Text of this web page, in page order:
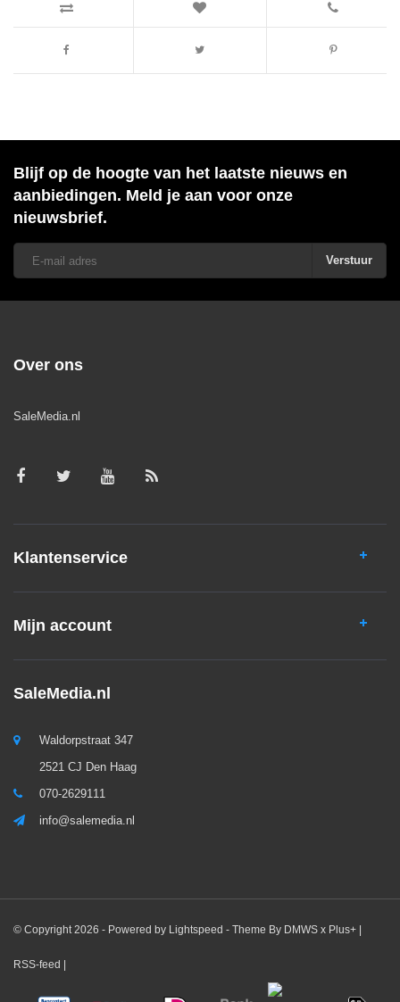
Blijf op de hoogte van het laatste nieuws en
aanbiedingen. Meld je aan voor onze
nieuwsbrief.
Verstuur
Over ons
SaleMedia.nl
Klantenservice
Mijn account
SaleMedia.nl
Waldorpstraat 347
2521 CJ Den Haag
070-2629111
info@salemedia.nl
© Copyright 2026 - Powered by Lightspeed - Theme By DMWS x Plus+
RSS-feed